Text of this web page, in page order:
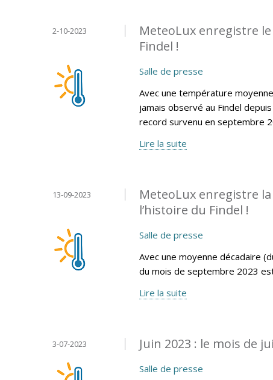
MeteoLux enregistre
Findel !
2-10-2023
Salle de presse
Avec une température
jamais observé au Findel
record survenu en septembre
Lire la suite
MeteoLux enregistre
l’histoire du Findel !
13-09-2023
Salle de presse
Avec une moyenne décadaire
du mois de septembre 2023
Lire la suite
Juin 2023 : le mois de
3-07-2023
Salle de presse